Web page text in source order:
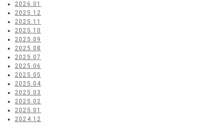
2026.01
2025.12
2025.11
2025.10
2025.09
2025.08
2025.07
2025.06
2025.05
2025.04
2025.03
2025.02
2025.01
2024.12